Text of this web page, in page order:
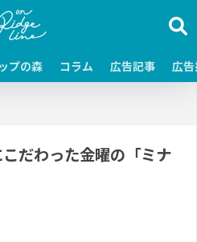
プの森 コラム 広告記事 広
こだわった金曜の「ミナ